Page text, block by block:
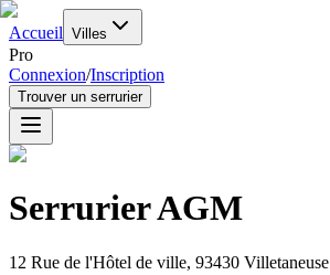
Accueil Villes
Pro
Connexion/Inscription
Trouver un serrurier
Serrurier AGM
12 Rue de l'Hôtel de ville, 93430 Villetaneuse